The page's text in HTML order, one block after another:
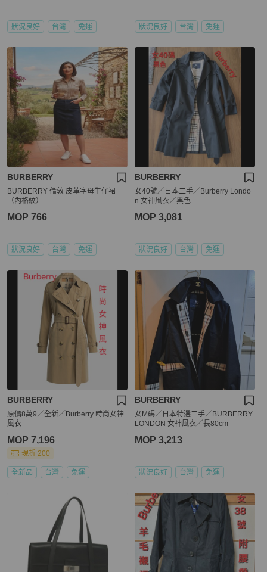
狀況良好 台灣 免運 狀況良好 台灣 免運
BURBERRY
BURBERRY 倫敦 皮革字母牛仔裙
（內格紋）
MOP 766
狀況良好 台灣 免運
BURBERRY
女40號／日本二手／Burberry Londo
n 女神風衣／黑色
MOP 3,081
狀況良好 台灣 免運
BURBERRY
原價8萬9／全新／Burberry 時尚女神
風衣
MOP 7,196
現折 200
全新品 台灣 免運
BURBERRY
女M碼／日本特選二手／BURBERRY
LONDON 女神風衣／長80cm
MOP 3,213
狀況良好 台灣 免運